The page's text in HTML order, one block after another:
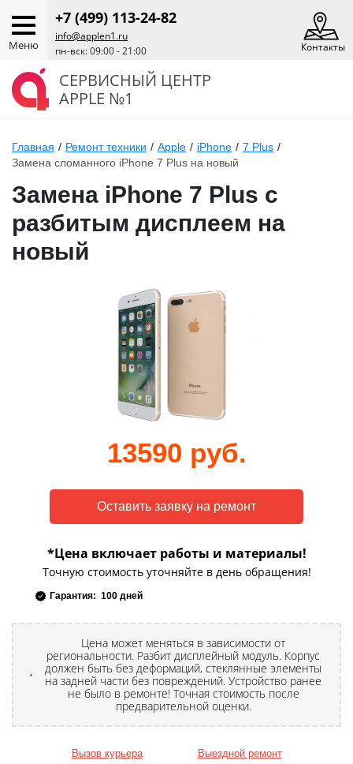
Меню
+7 (499) 113-24-82
info@applen1.ru
пн-вск: 09:00 - 21:00
Контакты
СЕРВИСНЫЙ ЦЕНТР
APPLE №1
Главная / Ремонт техники / Apple / iPhone / 7 Plus /
Замена сломанного iPhone 7 Plus на новый
Замена iPhone 7 Plus с
разбитым дисплеем на
новый
13590 руб.
*Цена включает работы и материалы!
Точную стоимость уточняйте в день обращения!
Гарантия: 100 дней
Цена может меняться в зависимости от
региональности. Разбит дисплейный модуль. Корпус
должен быть без деформаций, стеклянные элементы
на задней части без повреждений. Устройство ранее
не было в ремонте! Точная стоимость после
предварительной оценки.
Вызов курьера Выездной ремонт